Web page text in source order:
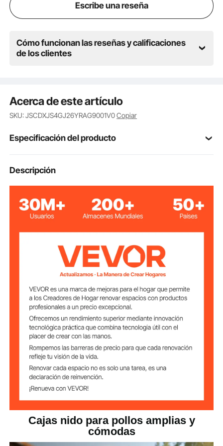
Escribe una reseña
Cómo funcionan las reseñas y calificaciones
de los clientes
Acerca de este artículo
SKU: JSCDXJS4GJ26YRAG9001V0Copiar
Especificación del producto
Número de
modelo del
Compartimentos 4 compartimentos
Espesor 0,03 pulgadas / 0,8 mm
Patas de soporte Incluidas, 2 a cada lado
Asa Incluida, Naranja
Material
Acero galvanizado + Plástico
de alta resistencia (PP)
Peso neto 27,12 libras / 12,3 kg
Dimensiones del
producto
41,73 x 20,67 x 26,57
Descripción
Cajas nido para pollos amplias y
cómodas